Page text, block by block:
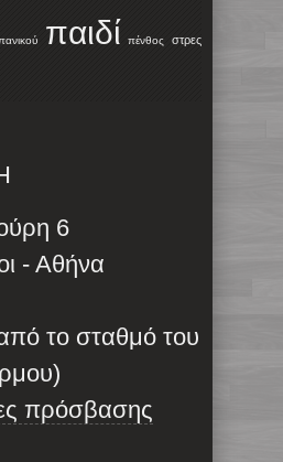
παιδί πένθος στρες
6
- Αθήνα
το σταθμό του
πρόσβασης